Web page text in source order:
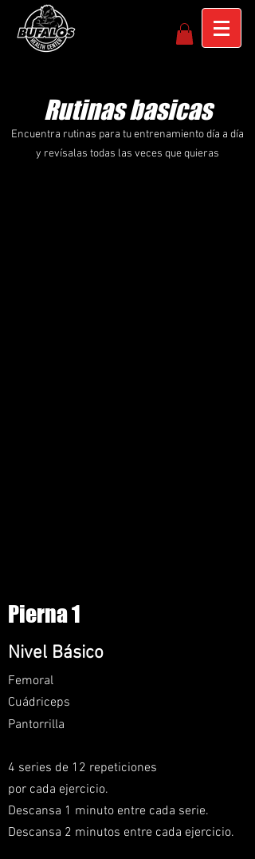
Rutinas basicas
Encuentra rutinas para tu entrenamiento día a día
y revísalas todas las veces que quieras
Pierna 1
Nivel Básico
Femoral
Cuádriceps
Pantorrilla
4 series de 12 repeticiones
por cada ejercicio.
Descansa 1 minuto entre cada serie.
Descansa 2 minutos entre cada ejercicio.